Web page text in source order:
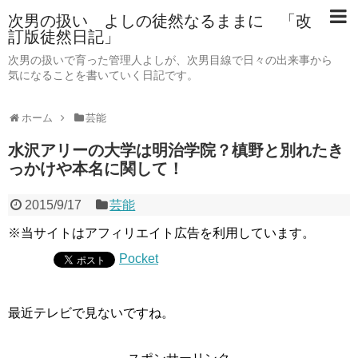
次男の扱い よしの徒然なるままに 「改
訂版徒然日記」
次男の扱いで育った管理人よしが、次男目線で日々の出来事から
気になることを書いていく日記です。
ホーム 芸能
水沢アリーの大学は明治学院？槙野と別れたき
っかけや本名に関して！
2015/9/17 芸能
※当サイトはアフィリエイト広告を利用しています。
Pocket
最近テレビで見ないですね。